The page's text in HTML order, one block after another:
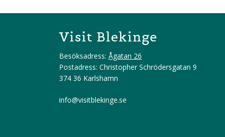
Visit Blekinge
Besöksadress: Ågatan 26
Postadress: Christopher Schrödersgatan 9
374 36 Karlshamn
info@visitblekinge.se